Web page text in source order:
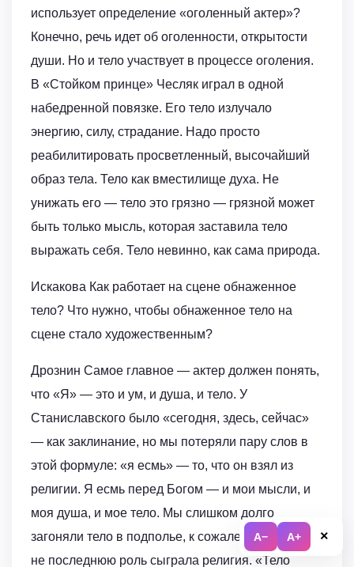
A− A+ ×
использует определение «оголенный актер»?
Конечно, речь идет об оголенности, открытости
души. Но и тело участвует в процессе оголения.
В «Стойком принце» Чесляк играл в одной
набедренной повязке. Его тело излучало
энергию, силу, страдание. Надо просто
реабилитировать просветленный, высочайший
образ тела. Тело как вместилище духа. Не
унижать его — тело это грязно — грязной может
быть только мысль, которая заставила тело
выражать себя. Тело невинно, как сама природа.
Искакова Как работает на сцене обнаженное
тело? Что нужно, чтобы обнаженное тело на
сцене стало художественным?
Дрознин Самое главное — актер должен понять,
что «Я» — это и ум, и душа, и тело. У
Станиславского было «сегодня, здесь, сейчас»
— как заклинание, но мы потеряли пару слов в
этой формуле: «я есмь» — то, что он взял из
религии. Я есмь перед Богом — и мои мысли, и
моя душа, и мое тело. Мы слишком долго
загоняли тело в подполье, к сожалению, в этом
не последнюю роль сыграла религия. «Тело